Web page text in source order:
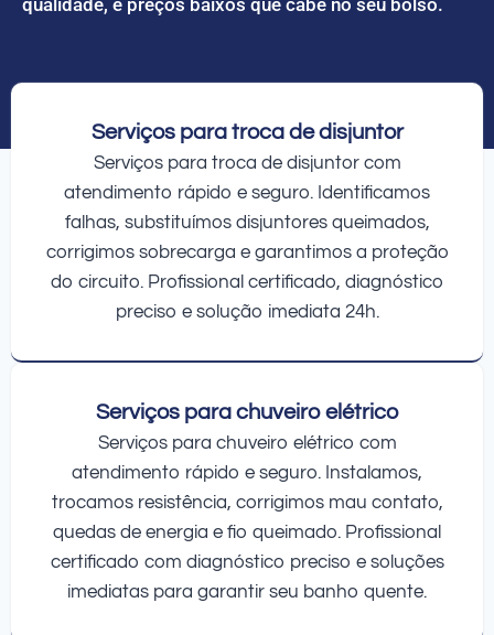
Serviços para troca de disjuntor
Serviços para troca de disjuntor com
atendimento rápido e seguro. Identificamos
falhas, substituímos disjuntores queimados,
corrigimos sobrecarga e garantimos a proteção
do circuito. Profissional certificado, diagnóstico
preciso e solução imediata 24h.
Serviços para chuveiro elétrico
Serviços para chuveiro elétrico com
atendimento rápido e seguro. Instalamos,
trocamos resistência, corrigimos mau contato,
quedas de energia e fio queimado. Profissional
certificado com diagnóstico preciso e soluções
imediatas para garantir seu banho quente.